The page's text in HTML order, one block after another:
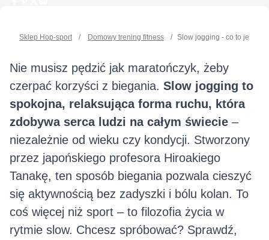
Sklep Hop-sport / Domowy trening fitness / Slow jogging - co to jest i
Nie musisz pędzić jak maratończyk, żeby
czerpać korzyści z biegania. Slow jogging to
spokojna, relaksująca forma ruchu, która
zdobywa serca ludzi na całym świecie –
niezależnie od wieku czy kondycji. Stworzony
przez japońskiego profesora Hiroakiego
Tanakę, ten sposób biegania pozwala cieszyć
się aktywnością bez zadyszki i bólu kolan. To
coś więcej niż sport – to filozofia życia w
rytmie slow. Chcesz spróbować? Sprawdź,